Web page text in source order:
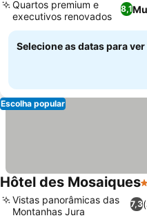
8,1
Quartos premium e
executivos renovados
Selecione as datas para
Escolha popular
Hôtel des Mosaiques
7,3
Vistas panorâmicas das
Montanhas Jura